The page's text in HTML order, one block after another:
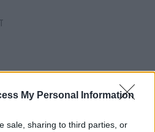
My Personal Information
sale, sharing to third parties, or